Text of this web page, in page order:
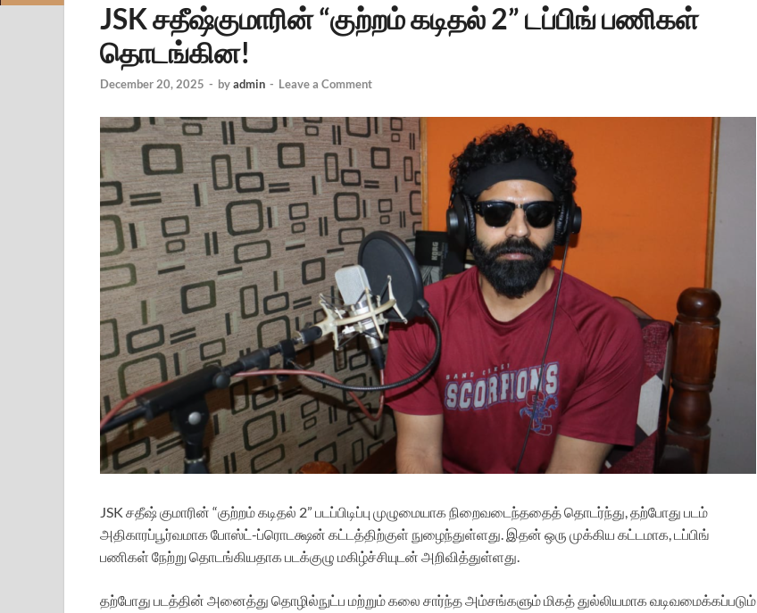
JSK சதீஷ்குமாரின் “குற்றம் கடிதல் 2” டப்பிங் பணிகள்
தொடங்கின!
December 20, 2025 - byadmin - Leave a Comment
JSK சதீஷ் குமாரின் “குற்றம் கடிதல் 2” படப்பிடிப்பு முழுமையாக நிறைவடைந்ததைத் தொடர்ந்து, தற்போது படம்
அதிகாரப்பூர்வமாக போஸ்ட்-ப்ரொடக்ஷன் கட்டத்திற்குள் நுழைந்துள்ளது. இதன் ஒரு முக்கிய கட்டமாக, டப்பிங்
பணிகள் நேற்று தொடங்கியதாக படக்குழு மகிழ்ச்சியுடன் அறிவித்துள்ளது.
தற்போது படத்தின் அனைத்து தொழில்நுட்ப மற்றும் கலை சார்ந்த அம்சங்களும் மிகத் துல்லியமாக வடிவமைக்கப்படும்